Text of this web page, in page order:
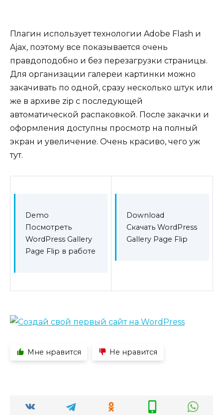
Плагин использует технологии Adobe Flash и
Ajax, поэтому все показывается очень
правдоподобно и без перезагрузки страницы.
Для организации галереи картинки можно
закачивать по одной, сразу несколько штук или
же в архиве zip с последующей
автоматической распаковкой. После закачки и
оформления доступны просмотр на полный
экран и увеличение. Очень красиво, чего уж
тут.
Demo
Посмотреть
WordPress Gallery
Page Flip в работе
Download
Скачать WordPress
Gallery Page Flip
Мне нравится Не нравится